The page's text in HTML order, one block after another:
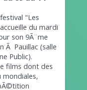
"Les
du mardi
son 9Ã¨me
Ã Pauillac (salle
Public).
films dont des